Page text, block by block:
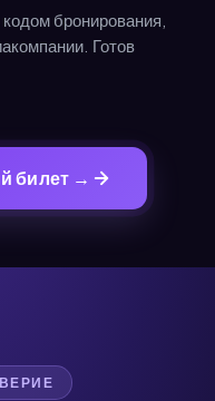
бронирования,
Готов
билет →